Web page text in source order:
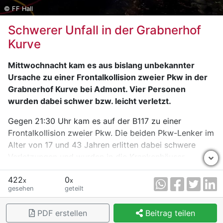
© FF Hall
Schwerer Unfall in der Grabnerhof
Kurve
Mittwochnacht kam es aus bislang unbekannter
Ursache zu einer Frontalkollision zweier Pkw in der
Grabnerhof Kurve bei Admont. Vier Personen
wurden dabei schwer bzw. leicht verletzt.
Gegen 21:30 Uhr kam es auf der B117 zu einer
Frontalkollision zweier Pkw. Die beiden Pkw-Lenker im
Alter von 17 und 43 Jahren erlitten dabei schwere
Kalwang und Graz gebracht. Zwei Pkw-Insassinnen im
Alter von 16 und 18 Jahren erlitten leichte
Verletzungen und wurden ins LKH Rottenmann
gebracht.
422x
gesehen
0x
geteilt
PDF erstellen Beitrag teilen